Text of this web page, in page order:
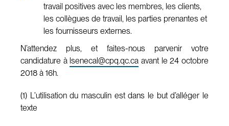
travail positives avec les membres, les clients,
les collègues de travail, les parties prenantes et
les fournisseurs externes.
N’attendez plus, et faites-nous parvenir votre
candidature à lsenecal@cpq.qc.ca avant le 24 octobre
2018 à 16h.
(1) L’utilisation du masculin est dans le but d’alléger le
texte